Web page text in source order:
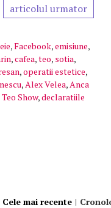
articolul urmator
,Facebook,emisiune,
,cafea,teo, sotia,
,operatii estetice,
,Alex Velea,Anca
Teo Show,declaratiile
Cele mai recente |